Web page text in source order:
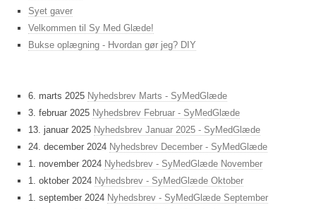
Syet gaver
Velkommen til Sy Med Glæde!
Bukse oplægning - Hvordan gør jeg? DIY
6. marts 2025 Nyhedsbrev Marts - SyMedGlæde
3. februar 2025 Nyhedsbrev Februar - SyMedGlæde
13. januar 2025 Nyhedsbrev Januar 2025 - SyMedGlæde
24. december 2024 Nyhedsbrev December - SyMedGlæde
1. november 2024 Nyhedsbrev - SyMedGlæde November
1. oktober 2024 Nyhedsbrev - SyMedGlæde Oktober
1. september 2024 Nyhedsbrev - SyMedGlæde September